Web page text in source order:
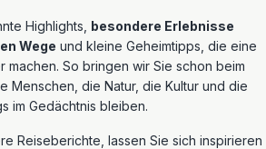
Highlights, besondere Erlebnisse
Wege und kleine Geheimtipps, die eine
machen. So bringen wir Sie schon beim
Menschen, die Natur, die Kultur und die
im Gedächtnis bleiben.
Reiseberichte, lassen Sie sich inspirieren